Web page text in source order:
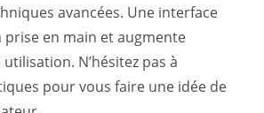
avancées. Une interface
en main et augmente
N’hésitez pas à
pour vous faire une idée de